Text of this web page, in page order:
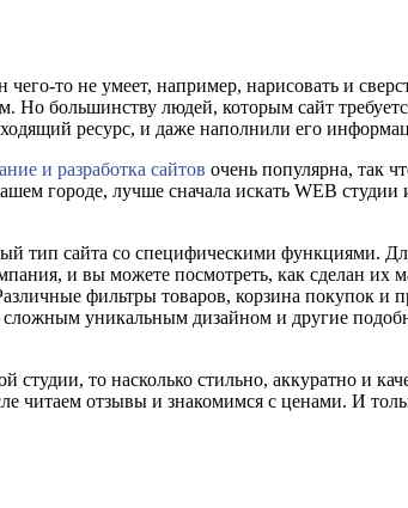
то не умеет, например, нарисовать и
большинству людей, которым сайт
ресурс, и даже наполнили его
и разработка сайтов очень популярна, так
городе, лучше сначала искать WEB
тип сайта со специфическими функциями.
и вы можете посмотреть, как сделан их
фильтры товаров, корзина покупок и
сложным уникальным дизайном и другие
то насколько стильно, аккуратно и
отзывы и знакомимся с ценами. И